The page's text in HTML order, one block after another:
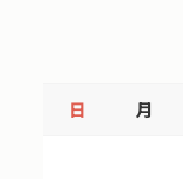
日 月